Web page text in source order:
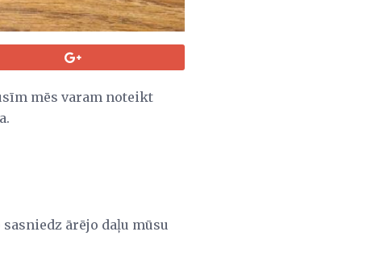
mēs varam noteikt
ārējo daļu mūsu